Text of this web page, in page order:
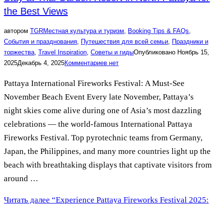
the Best Views
автором TGRМестная культура и туризм, Booking Tips & FAQs,
События и празднования, Путешествия для всей семьи, Праздники и
торжества, Travel Inspiration, Советы и гидыОпубликовано Ноябрь 15,
2025Декабрь 4, 2025Комментариев нет
Pattaya International Fireworks Festival: A Must-See
November Beach Event Every late November, Pattaya’s
night skies come alive during one of Asia’s most dazzling
celebrations — the world-famous International Pattaya
Fireworks Festival. Top pyrotechnic teams from Germany,
Japan, the Philippines, and many more countries light up the
beach with breathtaking displays that captivate visitors from
around …
Читать далее “Experience Pattaya Fireworks Festival 2025: